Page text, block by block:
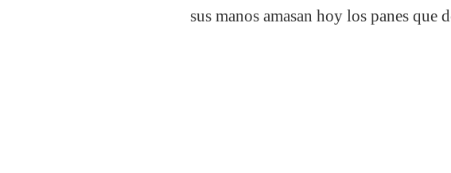
sus manos amasan hoy los panes que